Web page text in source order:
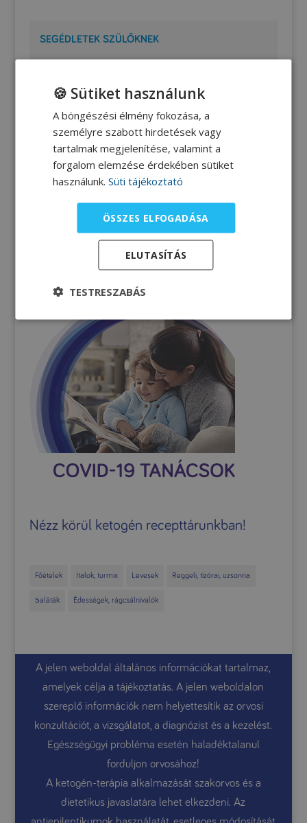
SEGÉDLETEK SZÜLŐKNEK
Zsír-fehérje arány
Élelmiszerek összetétele
Számítási gyakorlat
Tápanyagtáblázatok
Nézz körül ketogén recepttárunkban!
Főételek Italok, turmix Levesek Reggeli, tízórai, uzsonna
Saláták Édességek, rágcsálnivalók
A jelen weboldal általános információkat tartalmaz,
amelyek célja a tájékoztatás. A jelen weboldalon
szereplő információk nem helyettesítik az orvosi
konzultációt, a vizsgálatot, a diagnózist és a kezelést.
Egészségügyi probléma esetén haladéktalanul
forduljon orvosához!
A ketogén-terápia alkalmazását szakorvos és a
dietetikus javaslatára lehet elkezdeni. Az
🍪 Sütiket használunk
A böngészési élmény fokozása, a
személyre szabott hirdetések vagy
tartalmak megjelenítése, valamint a
forgalom elemzése érdekében sütiket
használunk. Süti tájékoztató
ÖSSZES ELFOGADÁSA
ELUTASÍTÁS
TESTRESZABÁS